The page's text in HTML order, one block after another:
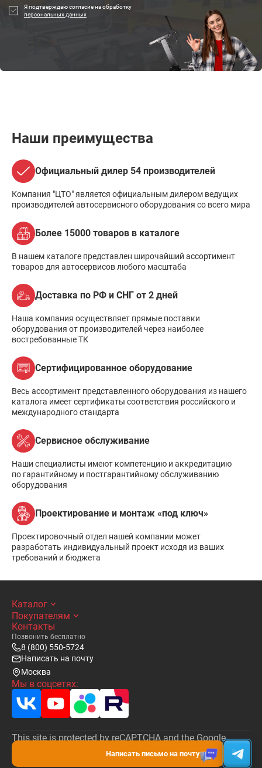
Я подтверждаю согласие на обработку
персональных данных
Наши преимущества
Официальный дилер 54 производителей
Компания "ЦТО" является официальным дилером ведущих
производителей автосервисного оборудования со всего мира
Более 15000 товаров в каталоге
В нашем каталоге представлен широчайший ассортимент
товаров для автосервисов любого масштаба
Доставка по РФ и СНГ от 2 дней
Наша компания осуществляет прямые поставки
оборудования от производителей через наиболее
востребованные ТК
Сертифицированное оборудование
Весь ассортимент представленного оборудования из нашего
каталога имеет сертификаты соответствия российского и
международного стандарта
Сервисное обслуживание
Наши специалисты имеют компетенцию и аккредитацию
по гарантийному и постгарантийному обслуживанию
оборудования
Проектирование и монтаж «под ключ»
Проектировочный отдел нашей компании может
разработать индивидуальный проект исходя из ваших
требований и бюджета
Каталог
Покупателям
Контакты
Позвонить бесплатно
8 (800) 550-5724
Написать на почту
Москва
Мы в соцсетях:
This site is protected by reCAPTCHA and the Google
Terms of Serviceapply.
Написать письмо на почту